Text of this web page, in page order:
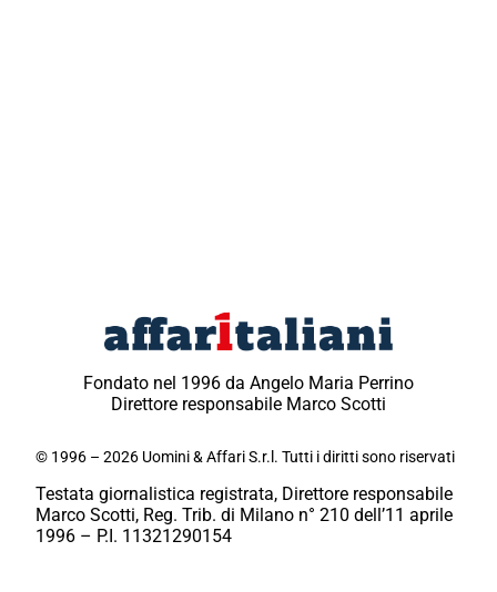
Fondato nel 1996 da Angelo Maria Perrino
Direttore responsabile Marco Scotti
© 1996 – 2026 Uomini & Affari S.r.l. Tutti i diritti sono riservati
Testata giornalistica registrata, Direttore responsabile
Marco Scotti, Reg. Trib. di Milano n° 210 dell’11 aprile
1996 – P.I. 11321290154